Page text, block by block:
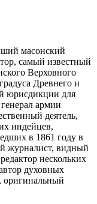
масонский
самый известный
Верховного
Древнего и
юрисдикции для
армии
деятель,
индейцев,
в 1861 году в
журналист, видный
нескольких
духовных
оригинальный